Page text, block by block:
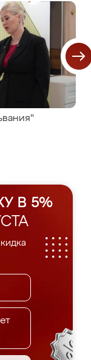
В 5%